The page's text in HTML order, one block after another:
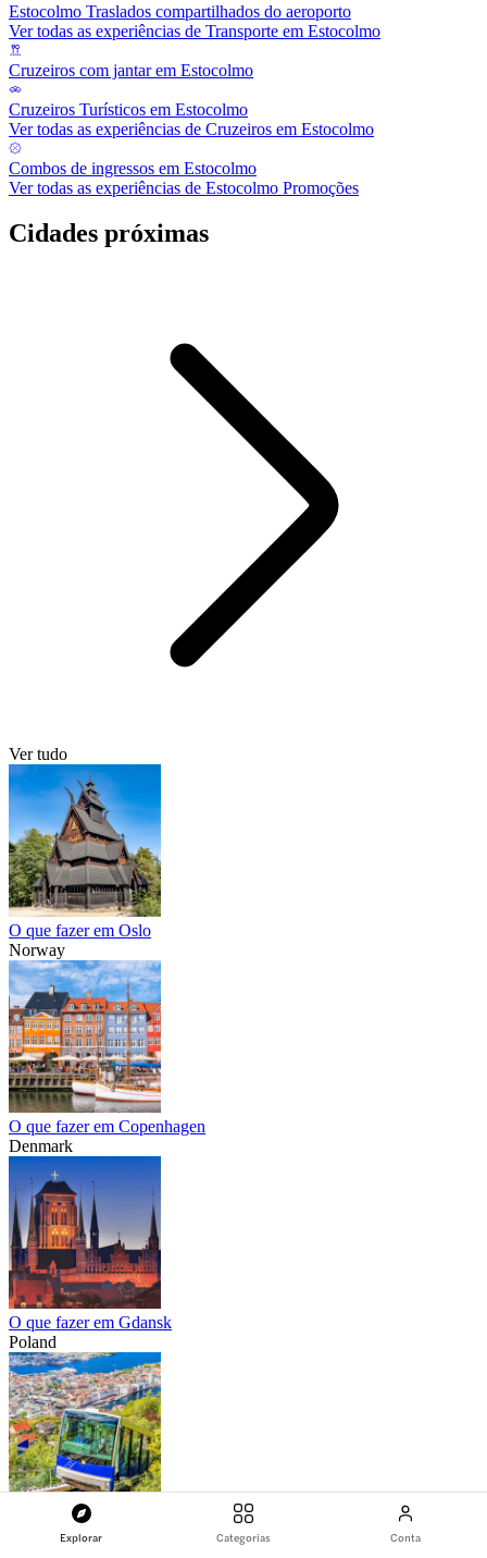
Explorar Categorias Conta
Estocolmo Traslados compartilhados do aeroporto
Ver todas as experiências de Transporte em Estocolmo
Cruzeiros com jantar em Estocolmo
Cruzeiros Turísticos em Estocolmo
Ver todas as experiências de Cruzeiros em Estocolmo
Combos de ingressos em Estocolmo
Ver todas as experiências de Estocolmo Promoções
Cidades próximas
Ver tudo
O que fazer em Oslo
Norway
O que fazer em Copenhagen
Denmark
O que fazer em Gdansk
Poland
O que fazer em Bergen
Norway